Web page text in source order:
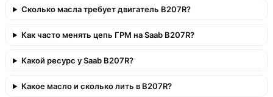
Сколько масла требует двигатель B207R?
Как часто менять цепь ГРМ на Saab B207R?
Какой ресурс у Saab B207R?
Какое масло и сколько лить в B207R?